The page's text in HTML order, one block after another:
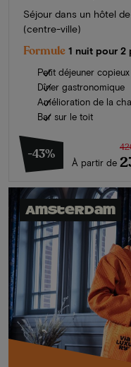
Séjour dans un hôtel
(centre-ville)
Formule 1 nuit pour 2
Petit déjeuner copieux
Dîner gastronomique
Amélioration de la
Bar sur le toit
-43%
À partir de
Amsterdam